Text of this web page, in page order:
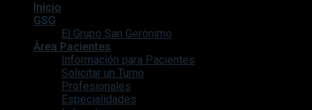
Inicio
GSG
El Grupo San Gerónimo
Área Pacientes
Información para Pacientes
Solicitar un Turno
Profesionales
Especialidades